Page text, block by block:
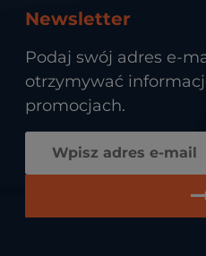
Newsletter
Podaj swój adres e-
otrzymywać
promocjach.